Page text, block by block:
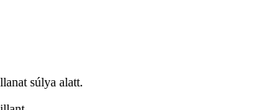
súlya alatt.